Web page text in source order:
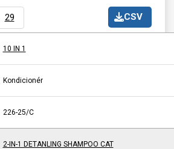
CSV
29
10 IN 1
Kondicionér
226-25/C
2-IN-1 DETANLING SHAMPOO CAT